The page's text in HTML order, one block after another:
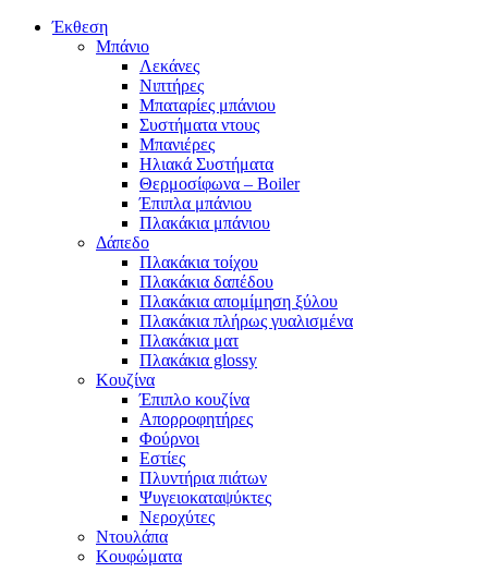
Έκθεση
Μπάνιο
Λεκάνες
Νιπτήρες
Μπαταρίες μπάνιου
Συστήματα ντους
Μπανιέρες
Ηλιακά Συστήματα
Θερμοσίφωνα – Boiler
Έπιπλα μπάνιου
Πλακάκια μπάνιου
Δάπεδο
Πλακάκια τοίχου
Πλακάκια δαπέδου
Πλακάκια απομίμηση ξύλου
Πλακάκια πλήρως γυαλισμένα
Πλακάκια ματ
Πλακάκια glossy
Κουζίνα
Έπιπλο κουζίνα
Απορροφητήρες
Φούρνοι
Εστίες
Πλυντήρια πιάτων
Ψυγειοκαταψύκτες
Νεροχύτες
Ντουλάπα
Κουφώματα